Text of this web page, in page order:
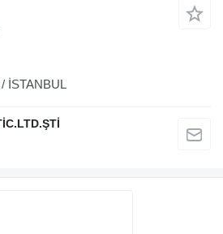
İSTANBUL